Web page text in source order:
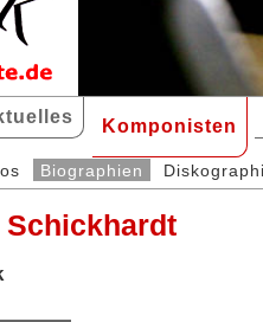
Komponisten
Biographien